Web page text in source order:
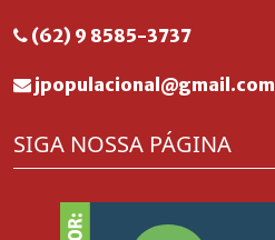
(62) 9 8585-3737
jpopulacional@gmail.com
SIGA NOSSA PÁGINA